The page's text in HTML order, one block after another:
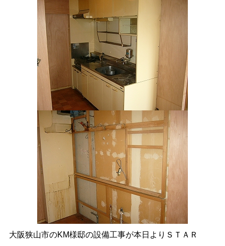
大阪狭山市のKM様邸の設備工事が本日よりＳＴＡＲ